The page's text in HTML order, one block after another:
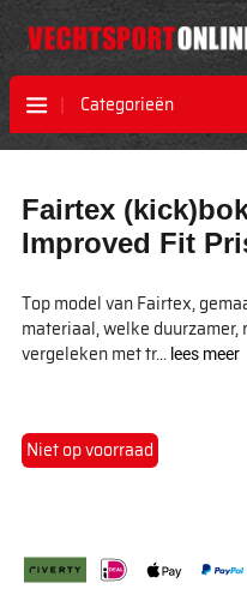
Categorieën
naar
het
einde
de
afbeeldingen-
gallerij
naar
het
begin
de
afbeeldingen-
gallerij
Fairtex
Improved Fit
Top model van Fairtex,
materiaal, welke
vergeleken met tr... lees meer
Niet op voorraad